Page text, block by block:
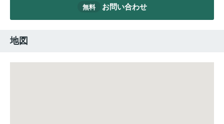
無料 お問い合わせ
地図